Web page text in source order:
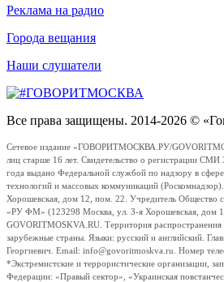
Реклама на радио
Города вещания
Наши слушатели
Все права защищены. 2014-2026 ©
Сетевое издание «ГОВОРИТМОСКВА.РУ/
лиц старше 16 лет. Свидетельство о регистрации
года выдано Федеральной службой по надзору в
технологий и массовых коммуникаций
Хорошевская, дом 12, пом. 22. Учредитель Общество
«РУ ФМ» (123298 Москва, ул. 3-я Хорошевская, дом
GOVORITMOSKVA.RU. Территория распространения
зарубежные страны. Языки: русский и английский.
Георгиевич. Email: info@govoritmoskva.ru. Номер
*Экстремистские и террористические организации,
Федерации: «Правый сектор», «Украинская